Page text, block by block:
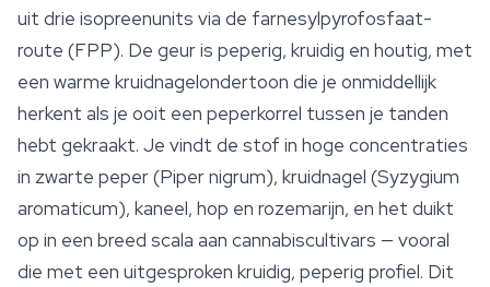
uit drie isopreenunits via de farnesylpyrofosfaat-
route (FPP). De geur is peperig, kruidig en houtig, met
een warme kruidnagelondertoon die je onmiddellijk
herkent als je ooit een peperkorrel tussen je tanden
hebt gekraakt. Je vindt de stof in hoge concentraties
in zwarte peper (Piper nigrum), kruidnagel (Syzygium
aromaticum), kaneel, hop en rozemarijn, en het duikt
op in een breed scala aan cannabiscultivars — vooral
die met een uitgesproken kruidig, peperig profiel. Dit